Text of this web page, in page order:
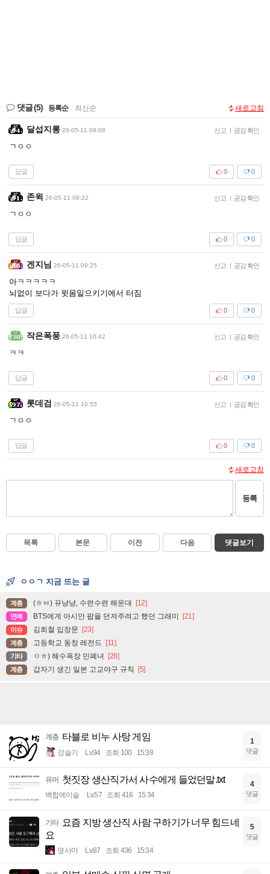
댓글(5) 등록순 최신순 새로고침
달섭지롱 26-05-11 09:08 신고 | 공감 확인
ㄱㅇㅇ
답글 0
0
존윅 26-05-11 09:22 신고 | 공감 확인
ㄱㅇㅇ
답글 0
0
겐지님 26-05-11 09:25 신고 | 공감 확인
아ㅋㅋㅋㅋㅋ
뇌없이 보다가 윗몸일으키기에서 터짐
답글 0
0
작은폭풍 26-05-11 10:42 신고 | 공감 확인
ㅋㅋ
답글 0
0
롯데검 26-05-11 10:55 신고 | 공감 확인
ㄱㅇㅇ
답글 0
0
새로고침
등록
목록 본문 이전 다음 댓글보기
ㅇㅇㄱ 지금 뜨는 글
계층 (ㅎㅂ) 뀨냥냥, 수련수련 해운대 [12]
연예 BTS에게 아시안 팝을 던져주려고 했던 그래미 [21]
이슈 김희철 입장문 [23]
계층 고등학교 동창 레전드 [11]
기타 ㅇㅎ) 해수욕장 민폐녀 [28]
계층 갑자기 생긴 일본 고교야구 규칙 [5]
계층 타블로 비누 사탕 게임
강슬기 Lv.94 조회 100 15:38
1
댓글
유머 첫짓장 생산직가서 사수에게 들었던말.txt
백합에이슬 Lv.57 조회 416 15:34
4
댓글
기타 요즘 지방 생산직 사람 구하기가 너무 힘드네
요
옆사마 Lv.87 조회 436 15:34
5
댓글